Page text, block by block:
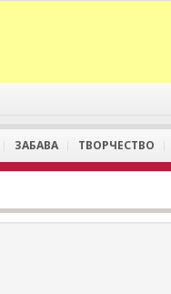
ЗАБАВА ТВОРЧЕСТВО